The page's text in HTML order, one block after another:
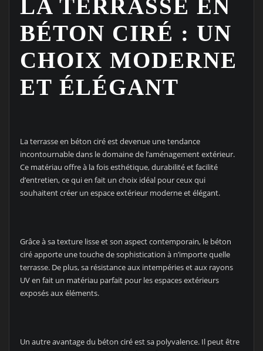
LA TERRASSE EN
BÉTON CIRÉ : UN
CHOIX MODERNE
ET ÉLÉGANT
La terrasse en béton ciré est devenue une tendance
incontournable dans le domaine de l’aménagement extérieur.
Ce matériau offre à la fois esthétique, durabilité et facilité
d’entretien, ce qui en fait un choix idéal pour ceux qui
souhaitent créer un espace extérieur moderne et élégant.
Grâce à sa texture lisse et son aspect contemporain, le béton
ciré apporte une touche de sophistication à n’importe quelle
terrasse. De plus, sa résistance aux intempéries et aux rayons
UV en fait un matériau parfait pour les espaces extérieurs
exposés aux éléments.
Un autre avantage du béton ciré est sa polyvalence. Il peut être